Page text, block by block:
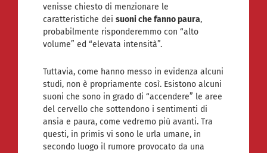
venisse chiesto di menzionare le
caratteristiche deisuoni che fanno paura,
probabilmente risponderemmo con “alto
volume” ed “elevata intensità”.
Tuttavia, come hanno messo in evidenza alcuni
studi, non è propriamente così. Esistono alcuni
suoni che sono in grado di “accendere” le aree
del cervello che sottendono i sentimenti di
ansia e paura, come vedremo più avanti. Tra
questi, in primis vi sono le urla umane, in
secondo luogo il rumore provocato da una